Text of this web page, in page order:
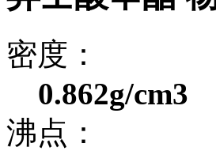
密度：
0.862g/cm3
沸点：